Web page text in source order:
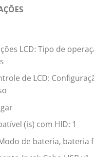
LCD: Tipo de
de LCD:
(is) com HID: 1
de bateria, bateria